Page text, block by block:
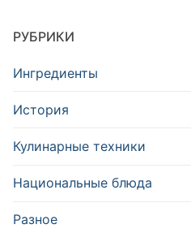
РУБРИКИ
Ингредиенты
История
Кулинарные техники
Национальные блюда
Разное